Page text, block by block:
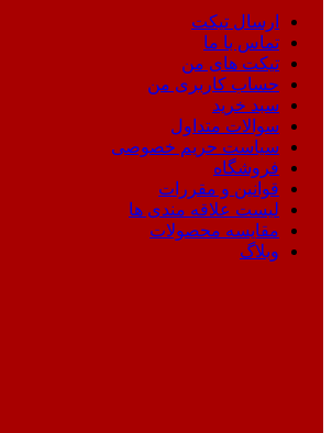
ارسال تیکت
تماس با ما
تیکت های من
حساب کاربری من
سبد خرید
سوالات متداول
سیاست حریم خصوصی
فروشگاه
قوانین و مقررات
لیست علاقه مندی ها
مقایسه محصولات
وبلاگ